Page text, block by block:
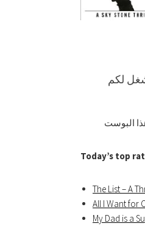
لكم
البوست
Today’s top
The List – A
All I Want for
My Dad is a